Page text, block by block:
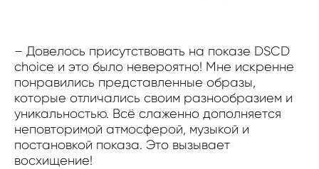
– Довелось присутствовать на показе DSCD
choice и это было невероятно! Мне искренне
понравились представленные образы,
которые отличались своим разнообразием и
уникальностью. Всё слаженно дополняется
неповторимой атмосферой, музыкой и
постановкой показа. Это вызывает
восхищение!